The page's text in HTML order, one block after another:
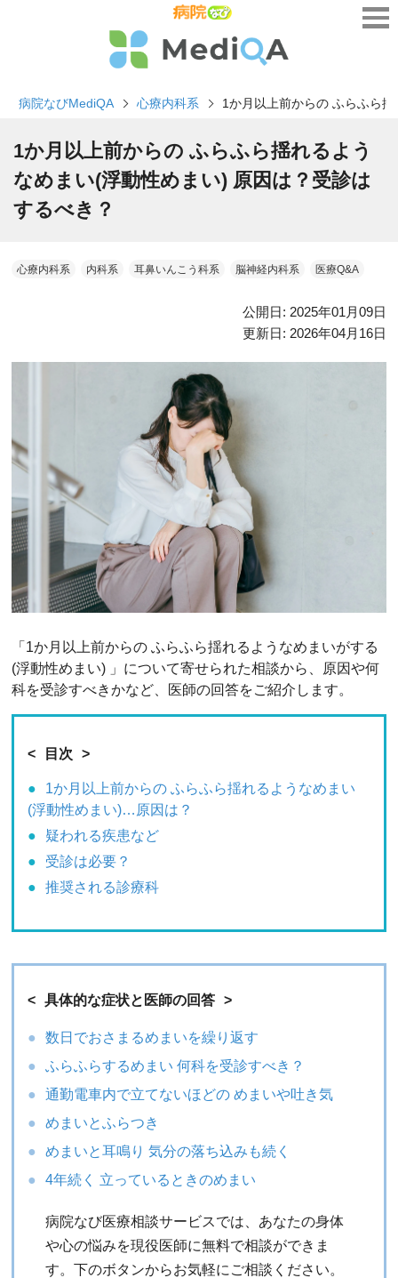
病院なびMediQA 心療内科系 1か月以上前からの ふらふら
1か月以上前からの ふらふら揺れるよう
なめまい(浮動性めまい) 原因は？受診は
するべき？
心療内科系 内科系 耳鼻いんこう科系 脳神経内科系 医療Q&A
公開日: 2025年01月09日
更新日: 2026年04月16日
「1か月以上前からの ふらふら揺れるようなめまいがする
(浮動性めまい) 」について寄せられた相談から、原因や何
科を受診すべきかなど、医師の回答をご紹介します。
目次
1か月以上前からの ふらふら揺れるようなめまい
(浮動性めまい)…原因は？
疑われる疾患など
受診は必要？
推奨される診療科
具体的な症状と医師の回答
数日でおさまるめまいを繰り返す
ふらふらするめまい 何科を受診すべき？
通勤電車内で立てないほどの めまいや吐き気
めまいとふらつき
めまいと耳鳴り 気分の落ち込みも続く
4年続く 立っているときのめまい
病院なび医療相談サービスでは、あなたの身体
や心の悩みを現役医師に無料で相談ができま
す。下のボタンからお気軽にご相談ください。